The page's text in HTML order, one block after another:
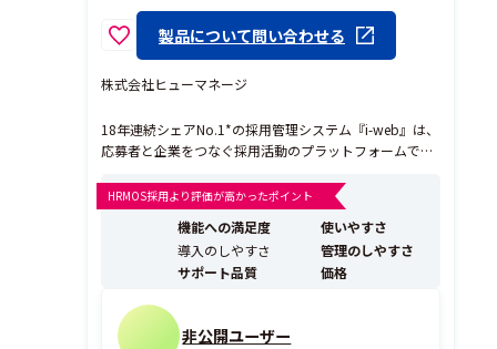
製品について問い合わせる
株式会社ヒューマネージ
18年連続シェアNo.1*の採用管理システム『i-web』は、
応募者と企業をつなぐ採用活動のプラットフォームで
ひとつで採用が完結します。 i-webは、新卒採用・キャ
リア採用に必要な機能がすべて揃っているから、データ
を精緻に管理し、選考手続きや運用業...
HRMOS採用より評価が高かったポイント
機能への満足度
使いやすさ
導入のしやすさ
管理のしやすさ
サポート品質
価格
非公開ユーザー